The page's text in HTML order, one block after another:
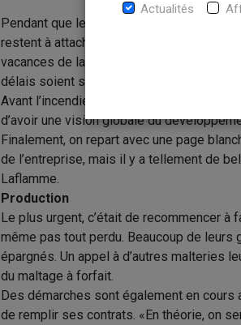
Pendant que les décombres des
restent à attacher et les entrepreneurs
vacances de la construction», a estimé la
délais soient serrés, elle aimerait bien
Avant l’incendie, les propriétaires
d’avoir une vision globale du
Finalement, on repart avec une page
de l’entreprise, mais il y a tellement de
Laflamme.
Production
Le plus urgent, c’était de recommencer à
même pas tout perdu. Beaucoup de
épargnés. Un appel à d’autres malteries
du maltage à forfait.
Des démarches sont également en cours
de remplir ses contrats. «En théorie, on
Actualités